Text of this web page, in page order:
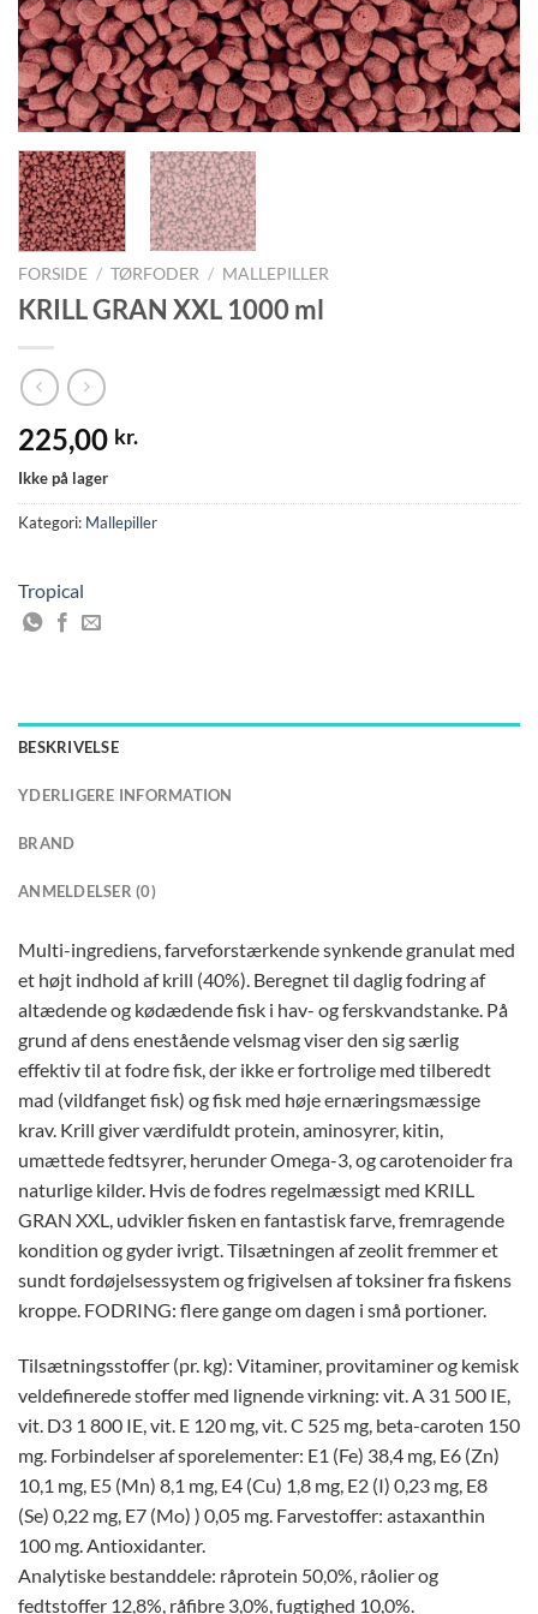
FORSIDE / TØRFODER / MALLEPILLER
KRILL GRAN XXL 1000 ml
225,00 kr.
Ikke på lager
Kategori: Mallepiller
Tropical
BESKRIVELSE
YDERLIGERE INFORMATION
BRAND
ANMELDELSER (0)
Multi-ingrediens, farveforstærkende synkende granulat med
et højt indhold af krill (40%). Beregnet til daglig fodring af
altædende og kødædende fisk i hav- og ferskvandstanke. På
grund af dens enestående velsmag viser den sig særlig
effektiv til at fodre fisk, der ikke er fortrolige med tilberedt
mad (vildfanget fisk) og fisk med høje ernæringsmæssige
krav. Krill giver værdifuldt protein, aminosyrer, kitin,
umættede fedtsyrer, herunder Omega-3, og carotenoider fra
naturlige kilder. Hvis de fodres regelmæssigt med KRILL
GRAN XXL, udvikler fisken en fantastisk farve, fremragende
kondition og gyder ivrigt. Tilsætningen af zeolit fremmer et
sundt fordøjelsessystem og frigivelsen af toksiner fra fiskens
kroppe. FODRING: flere gange om dagen i små portioner.
Tilsætningsstoffer (pr. kg): Vitaminer, provitaminer og kemisk
veldefinerede stoffer med lignende virkning: vit. A 31 500 IE,
vit. D3 1 800 IE, vit. E 120 mg, vit. C 525 mg, beta-caroten 150
mg. Forbindelser af sporelementer: E1 (Fe) 38,4 mg, E6 (Zn)
10,1 mg, E5 (Mn) 8,1 mg, E4 (Cu) 1,8 mg, E2 (I) 0,23 mg, E8
(Se) 0,22 mg, E7 (Mo) ) 0,05 mg. Farvestoffer: astaxanthin
100 mg. Antioxidanter.
Analytiske bestanddele: råprotein 50,0%, råolier og
fedtstoffer 12,8%, råfibre 3,0%, fugtighed 10,0%.